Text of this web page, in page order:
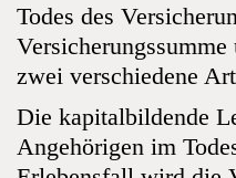
Todes des
zwei verschiedene
Die kapitalbildende
Angehörigen im